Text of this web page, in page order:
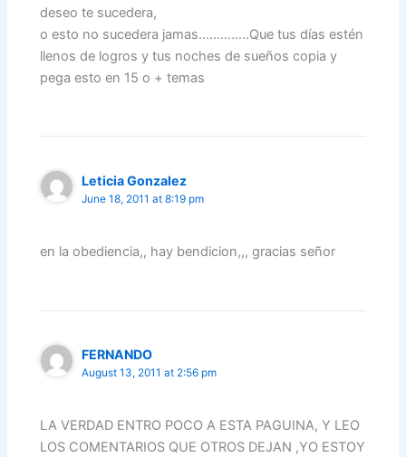
deseo te sucedera,
o esto no sucedera jamas…………..Que tus días estén
llenos de logros y tus noches de sueños copia y
pega esto en 15 o + temas
Leticia Gonzalez
June 18, 2011 at 8:19 pm
en la obediencia,, hay bendicion,,, gracias señor
FERNANDO
August 13, 2011 at 2:56 pm
LA VERDAD ENTRO POCO A ESTA PAGUINA, Y LEO
LOS COMENTARIOS QUE OTROS DEJAN ,YO ESTOY